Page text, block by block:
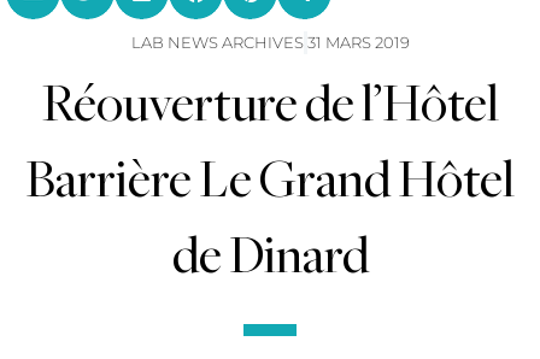
LAB NEWS ARCHIVES 31 MARS 2019
Réouverture de l’Hôtel
Barrière Le Grand Hôtel
de Dinard